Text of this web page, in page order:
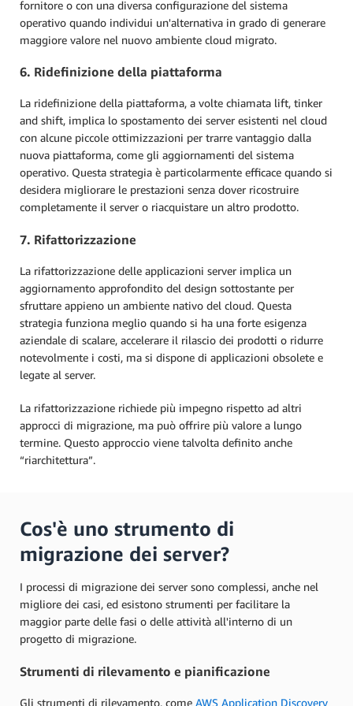
fornitore o con una diversa configurazione del sistema
operativo quando individui un'alternativa in grado di generare
maggiore valore nel nuovo ambiente cloud migrato.
6. Ridefinizione della piattaforma
La ridefinizione della piattaforma, a volte chiamata lift, tinker
and shift, implica lo spostamento dei server esistenti nel cloud
con alcune piccole ottimizzazioni per trarre vantaggio dalla
nuova piattaforma, come gli aggiornamenti del sistema
operativo. Questa strategia è particolarmente efficace quando si
desidera migliorare le prestazioni senza dover ricostruire
completamente il server o riacquistare un altro prodotto.
7. Rifattorizzazione
La rifattorizzazione delle applicazioni server implica un
aggiornamento approfondito del design sottostante per
sfruttare appieno un ambiente nativo del cloud. Questa
strategia funziona meglio quando si ha una forte esigenza
aziendale di scalare, accelerare il rilascio dei prodotti o ridurre
notevolmente i costi, ma si dispone di applicazioni obsolete e
legate al server.
La rifattorizzazione richiede più impegno rispetto ad altri
approcci di migrazione, ma può offrire più valore a lungo
termine. Questo approccio viene talvolta definito anche
“riarchitettura”.
Cos'è uno strumento di
migrazione dei server?
I processi di migrazione dei server sono complessi, anche nel
migliore dei casi, ed esistono strumenti per facilitare la
maggior parte delle fasi o delle attività all'interno di un
progetto di migrazione.
Strumenti di rilevamento e pianificazione
Gli strumenti di rilevamento, come AWS Application Discovery